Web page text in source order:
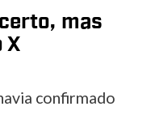
mas
X
confirmado